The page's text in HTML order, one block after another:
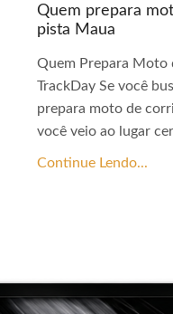
Quem prepara
pista Maua
Quem Prepara Moto
TrackDay Se você
prepara moto de
você veio ao lugar
Continue Lendo...